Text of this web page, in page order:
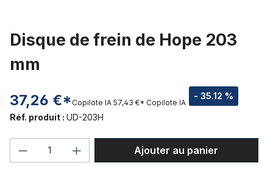
Disque de frein de Hope 203
mm
37,26 €* - 35.12 %
Copilote IA 57,43 €* Copilote IA
Réf. produit : UD-203H
Quantité de produit : Entrez la
Ajouter au panier